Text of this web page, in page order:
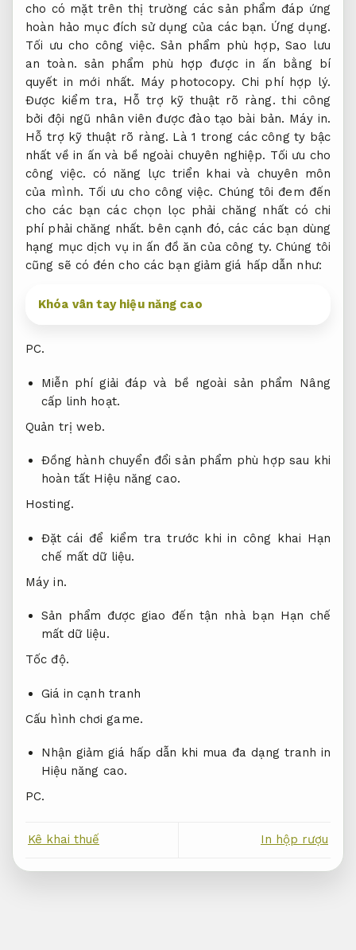
cho có mặt trên thị trường các sản phẩm đáp ứng
hoàn hảo mục đích sử dụng của các bạn. Ứng dụng.
Tối ưu cho công việc. Sản phẩm phù hợp,Sao lưu
an toàn. sản phẩm phù hợp được in ấn bằng bí
quyết in mới nhất. Máy photocopy. Chi phí hợp lý.
Được kiểm tra, Hỗ trợ kỹ thuật rõ ràng. thi công
bởi đội ngũ nhân viên được đào tạo bài bản. Máy in.
Hỗ trợ kỹ thuật rõ ràng. Là 1 trong các công ty bậc
nhất về in ấn và bề ngoài chuyên nghiệp. Tối ưu cho
công việc. có năng lực triển khai và chuyên môn
của mình. Tối ưu cho công việc. Chúng tôi đem đến
cho các bạn các chọn lọc phải chăng nhất có chi
phí phải chăng nhất. bên cạnh đó, các các bạn dùng
hạng mục dịch vụ in ấn đồ ăn của công ty. Chúng tôi
cũng sẽ có đén cho các bạn giảm giá hấp dẫn như:
Khóa vân tay hiệu năng cao
PC.
Miễn phí giải đáp và bề ngoài sản phẩm Nâng
cấp linh hoạt.
Quản trị web.
Đồng hành chuyển đổi sản phẩm phù hợp sau khi
hoàn tất Hiệu năng cao.
Hosting.
Đặt cái để kiểm tra trước khi in công khai Hạn
chế mất dữ liệu.
Máy in.
Sản phẩm được giao đến tận nhà bạn Hạn chế
mất dữ liệu.
Tốc độ.
Giá in cạnh tranh
Cấu hình chơi game.
Nhận giảm giá hấp dẫn khi mua đa dạng tranh in
Hiệu năng cao.
PC.
Kê khai thuế In hộp rượu